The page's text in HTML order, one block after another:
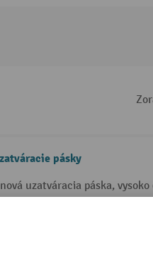
pásky
uzatváracia páska,